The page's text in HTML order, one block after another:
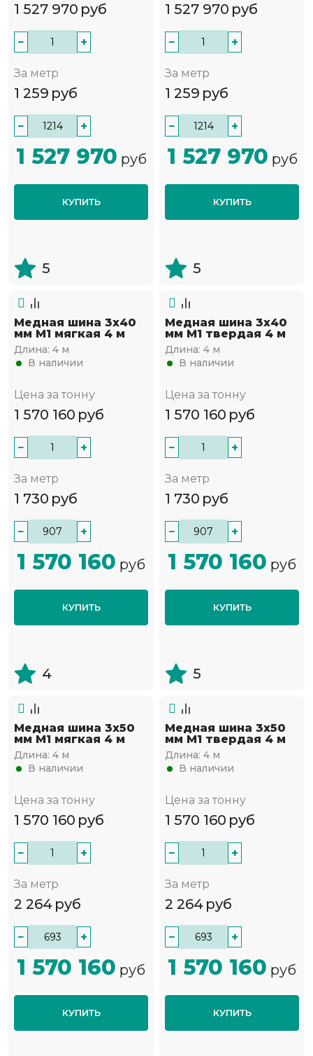
1 527 970 руб
− +
За метр
1 259 руб
− +
1 527 970 руб
КУПИТЬ
5
1 527 970 руб
− +
За метр
1 259 руб
− +
1 527 970 руб
КУПИТЬ
5
Медная шина 3х40
мм М1 мягкая 4 м
Длина: 4 м
В наличии
Цена за тонну
1 570 160 руб
− +
За метр
1 730 руб
− +
1 570 160 руб
КУПИТЬ
4
Медная шина 3х40
мм М1 твердая 4 м
Длина: 4 м
В наличии
Цена за тонну
1 570 160 руб
− +
За метр
1 730 руб
− +
1 570 160 руб
КУПИТЬ
5
Медная шина 3х50
мм М1 мягкая 4 м
Длина: 4 м
В наличии
Цена за тонну
1 570 160 руб
− +
За метр
2 264 руб
− +
1 570 160 руб
КУПИТЬ
Медная шина 3х50
мм М1 твердая 4 м
Длина: 4 м
В наличии
Цена за тонну
1 570 160 руб
− +
За метр
2 264 руб
− +
1 570 160 руб
КУПИТЬ